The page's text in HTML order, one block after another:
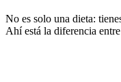
No es solo una dieta:
Ahí está la diferencia